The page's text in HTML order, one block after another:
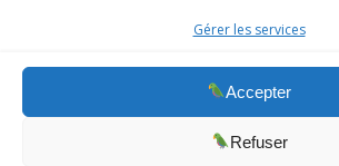
Gérer les services
Accepter
Refuser
Division handicap
RGPD
on recrute